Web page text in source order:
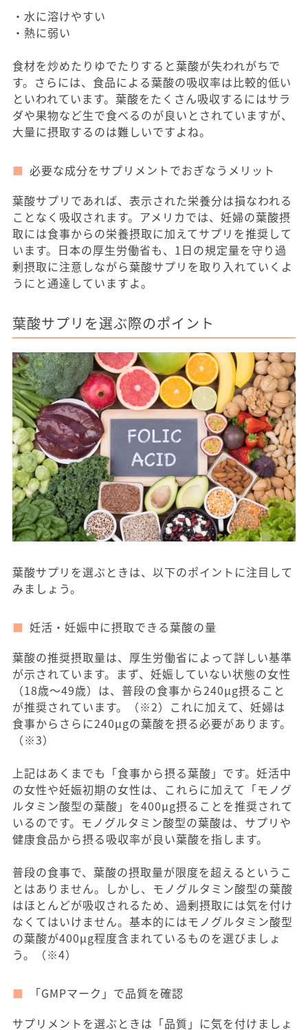
・水に溶けやすい
・熱に弱い
食材を炒めたりゆでたりすると葉酸が失われがちで
す。さらには、食品による葉酸の吸収率は比較的低い
といわれています。葉酸をたくさん吸収するにはサラ
ダや果物など生で食べるのが良いとされていますが、
大量に摂取するのは難しいですよね。
必要な成分をサプリメントでおぎなうメリット
葉酸サプリであれば、表示された栄養分は損なわれる
ことなく吸収されます。アメリカでは、妊婦の葉酸摂
取には食事からの栄養摂取に加えてサプリを推奨して
います。日本の厚生労働省も、1日の規定量を守り過
剰摂取に注意しながら葉酸サプリを取り入れていくよ
うにと通達していますよ。
葉酸サプリを選ぶ際のポイント
葉酸サプリを選ぶときは、以下のポイントに注目して
みましょう。
妊活・妊娠中に摂取できる葉酸の量
葉酸の推奨摂取量は、厚生労働省によって詳しい基準
が示されています。まず、妊娠していない状態の女性
（18歳〜49歳）は、普段の食事から240μg摂ること
が推奨されています。（※2）これに加えて、妊婦は
食事からさらに240μgの葉酸を摂る必要があります。
（※3）
上記はあくまでも「食事から摂る葉酸」です。妊活中
の女性や妊娠初期の女性は、これらに加えて「モノグ
ルタミン酸型の葉酸」を400μg摂ることを推奨されて
いるのです。モノグルタミン酸型の葉酸は、サプリや
健康食品から摂る吸収率が良い葉酸を指します。
普段の食事で、葉酸の摂取量が限度を超えるというこ
とはありません。しかし、モノグルタミン酸型の葉酸
はほとんどが吸収されるため、過剰摂取には気を付け
なくてはいけません。基本的にはモノグルタミン酸型
の葉酸が400μg程度含まれているものを選びましょ
う。（※4）
「GMPマーク」で品質を確認
サプリメントを選ぶときは「品質」に気を付けましょ